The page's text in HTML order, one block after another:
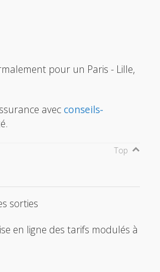
pour un Paris - Lille,
avec conseils-
Top
sorties
en ligne des tarifs modulés à